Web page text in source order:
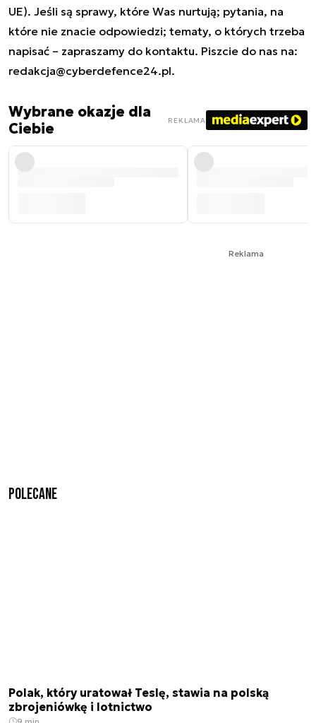
UE). Jeśli są sprawy, które Was nurtują; pytania, na
które nie znacie odpowiedzi; tematy, o których trzeba
napisać – zapraszamy do kontaktu. Piszcie do nas na:
redakcja@cyberdefence24.pl.
Wybrane okazje dla
Ciebie
REKLAMA
Reklama
Polecane
Polak, który uratował Teslę, stawia na polską
zbrojeniówkę i lotnictwo